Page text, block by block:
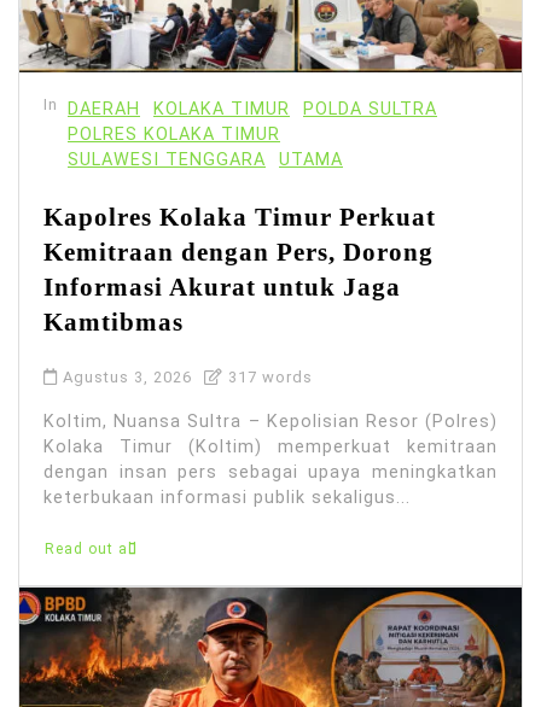
In DAERAH KOLAKA TIMUR
POLDA SULTRA
POLRES KOLAKA TIMUR
SULAWESI TENGGARA
UTAMA
Kapolres Kolaka Timur Perkuat
Kemitraan dengan Pers, Dorong
Informasi Akurat untuk Jaga
Kamtibmas
Agustus 3, 2026 317 words
Koltim, Nuansa Sultra – Kepolisian Resor (Polres)
Kolaka Timur (Koltim) memperkuat kemitraan
dengan insan pers sebagai upaya meningkatkan
keterbukaan informasi publik sekaligus...
Read out all